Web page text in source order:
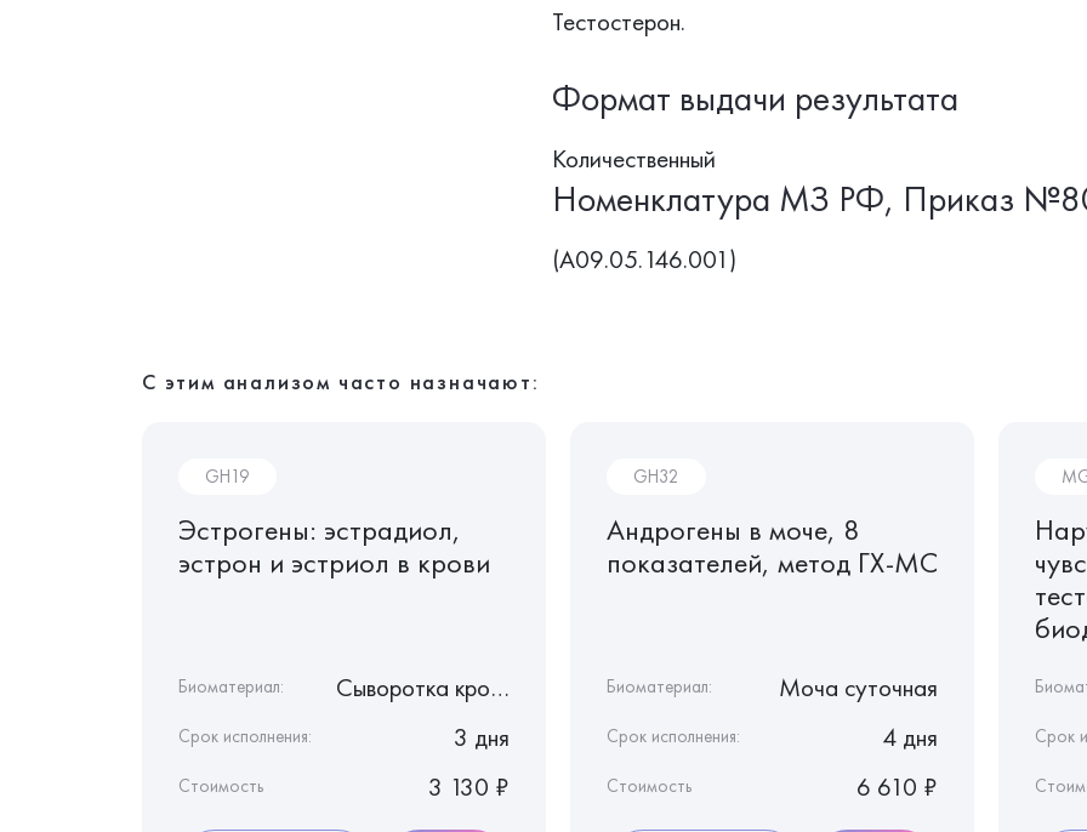
Тестостерон.
Формат выдачи результата
Количественный
Номенклатура МЗ РФ, Приказ
(A09.05.146.001)
С этим анализом часто назначают:
GH19
Эстрогены: эстрадиол,
эстрон и эстриол в крови
Биоматериал: Сыворотка крови
Срок исполнения: 3 дня
Стоимость 3 130 ₽
GH32
Андрогены в моче, 8
показателей, метод ГХ-МС
Биоматериал: Моча суточная
Срок исполнения: 4 дня
Стоимость 6 610 ₽
Срок